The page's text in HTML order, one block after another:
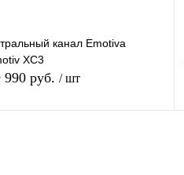
канал Emotiva
XC3
990 руб. / шт